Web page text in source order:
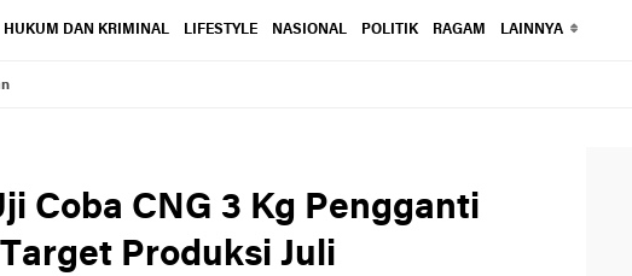
HUKUM DAN KRIMINAL LIFESTYLE NASIONAL POLITIK RAGAM LAINNYA
Coba CNG 3 Kg Pengganti
Produksi Juli